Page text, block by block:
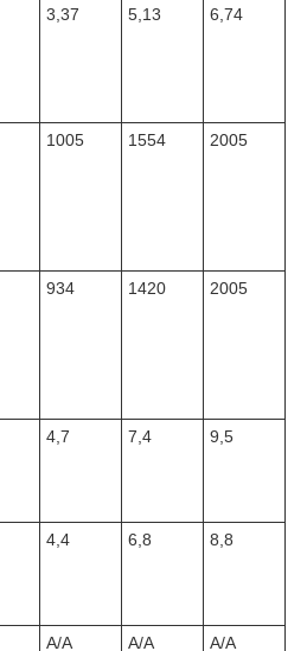
3,37 5,13 6,74
1005 1554 2005
934 1420 2005
4,7 7,4 9,5
4,4 6,8 8,8
A/A A/A A/A